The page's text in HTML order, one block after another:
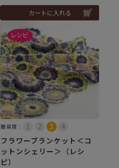
カートに入れる
難易度：
フラワーブランケット＜コ
ットンシェリー＞（レシ
ピ）